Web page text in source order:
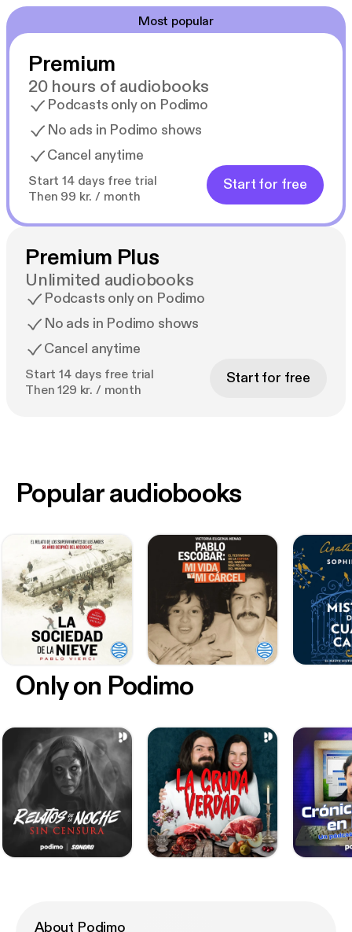
Most popular
Premium
20 hours of audiobooks
Podcasts only on Podimo
No ads in Podimo shows
Cancel anytime
Start 14 days free trial
Then 99 kr. / month
Start for free
Premium Plus
Unlimited audiobooks
Podcasts only on Podimo
No ads in Podimo shows
Cancel anytime
Start 14 days free trial
Then 129 kr. / month
Start for free
Only on Podimo
Popular audiobooks
About Podimo